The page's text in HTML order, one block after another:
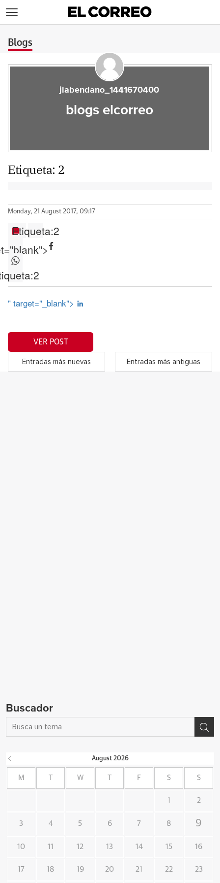
Blogs
jlabendano_1441670400
blogs elcorreo
Etiqueta: 2
Monday, 21 August 2017, 09:17
Etiqueta:2
2
" target="_blank">
VER POST
Entradas más nuevas Entradas más antiguas
Buscador
August 2026
M W F S S
1 2
3 4 5 6 7 8 9
10 11 12 13 14 15 16
17 18 19 20 21 22 23